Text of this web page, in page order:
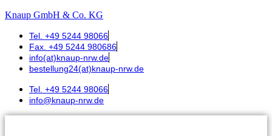
Knaup GmbH & Co. KG
Tel. +49 5244 98066
Fax. +49 5244 980686
info(at)knaup-nrw.de
bestellung24(at)knaup-nrw.de
Tel. +49 5244 98066
info@knaup-nrw.de